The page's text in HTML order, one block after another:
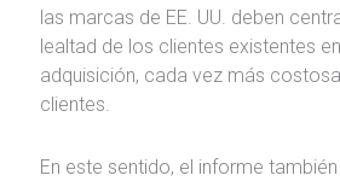
las marcas de EE. UU. deben
lealtad de los clientes existentes
adquisición, cada vez más
clientes.
En este sentido, el informe